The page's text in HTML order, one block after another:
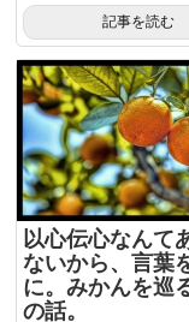
記事を読む
以心伝心なんて
ないから、言葉
に。みかんを巡
の話。